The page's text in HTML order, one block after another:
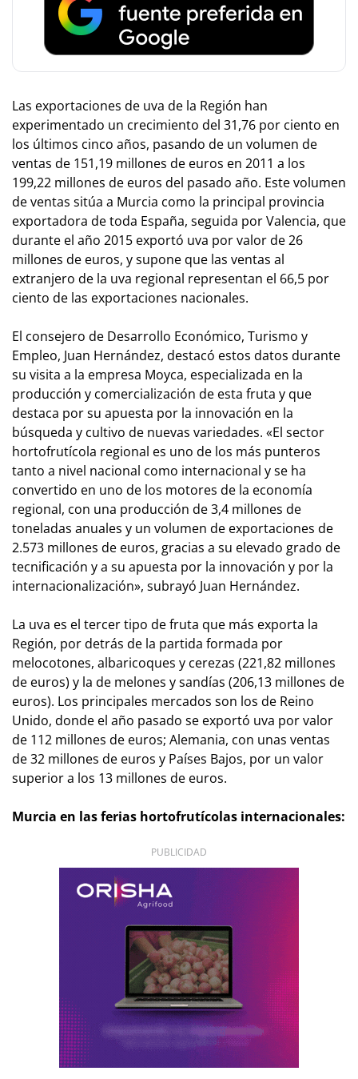
Las exportaciones de uva de la Región han
experimentado un crecimiento del 31,76 por ciento en
los últimos cinco años, pasando de un volumen de
ventas de 151,19 millones de euros en 2011 a los
199,22 millones de euros del pasado año. Este volumen
de ventas sitúa a Murcia como la principal provincia
exportadora de toda España, seguida por Valencia, que
durante el año 2015 exportó uva por valor de 26
millones de euros, y supone que las ventas al
extranjero de la uva regional representan el 66,5 por
ciento de las exportaciones nacionales.
El consejero de Desarrollo Económico, Turismo y
Empleo, Juan Hernández, destacó estos datos durante
su visita a la empresa Moyca, especializada en la
producción y comercialización de esta fruta y que
destaca por su apuesta por la innovación en la
búsqueda y cultivo de nuevas variedades. «El sector
hortofrutícola regional es uno de los más punteros
tanto a nivel nacional como internacional y se ha
convertido en uno de los motores de la economía
regional, con una producción de 3,4 millones de
toneladas anuales y un volumen de exportaciones de
2.573 millones de euros, gracias a su elevado grado de
tecnificación y a su apuesta por la innovación y por la
internacionalización», subrayó Juan Hernández.
La uva es el tercer tipo de fruta que más exporta la
Región, por detrás de la partida formada por
melocotones, albaricoques y cerezas (221,82 millones
de euros) y la de melones y sandías (206,13 millones de
euros). Los principales mercados son los de Reino
Unido, donde el año pasado se exportó uva por valor
de 112 millones de euros; Alemania, con unas ventas
de 32 millones de euros y Países Bajos, por un valor
superior a los 13 millones de euros.
Murcia en las ferias hortofrutícolas internacionales:
PUBLICIDAD